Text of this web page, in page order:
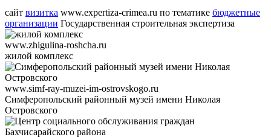
сайт визитка www.expertiza-crimea.ru по тематике бюджетные
организации Государственная строительная экспертиза
www.zhigulina-roshcha.ru
жилой комплекс
www.simf-ray-muzei-im-ostrovskogo.ru
Симферопольский районный музей имени Николая
Островского